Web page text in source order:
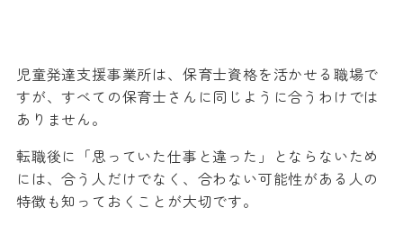
児童発達支援事業所は、保育士資格を活かせる職場で
すが、すべての保育士さんに同じように合うわけでは
ありません。
転職後に「思っていた仕事と違った」とならないため
には、合う人だけでなく、合わない可能性がある人の
特徴も知っておくことが大切です。